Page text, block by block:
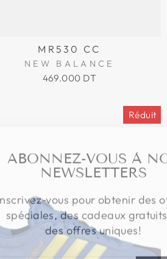
ABONNEZ-VOUS À
NEWSLETTERS
spéciales, des cadeaux
des offres uniques!
INSCRIVEZ-
S'INSCRIRE
MR530 CC
NEW BALANCE
469.000 DT
Réduit